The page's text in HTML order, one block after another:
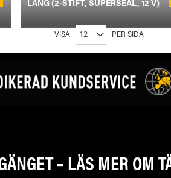
LÅNG (2-STIFT, SUPERSEAL, 12 V)
VISA PER SIDA
– LÄS MER OM